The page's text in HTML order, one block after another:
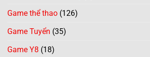
Game thể thao (126)
Game Tuyển (35)
Game Y8 (18)